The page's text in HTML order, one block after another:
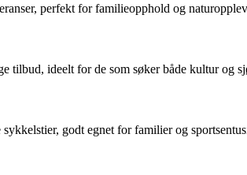
perfekt for familieopphold og
tilbud, ideelt for de som søker både kultur og
godt egnet for familier og